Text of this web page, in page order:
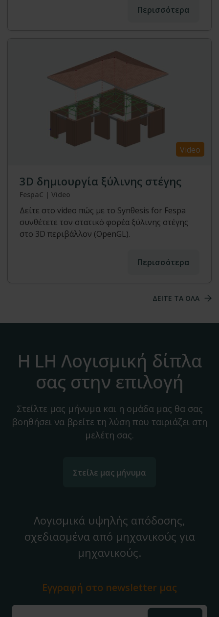
Περισσότερα
Video
3D δημιουργία ξύλινης στέγης
FespaC | Video
Δείτε στο video πώς με το Synθesis for Fespa
συνθέτετε τον στατικό φορέα ξύλινης στέγης
στο 3D περιβάλλον (OpenGL).
Περισσότερα
ΔΕΙΤΕ ΤΑ ΟΛΑ
Η LH Λογισμική δίπλα
σας στην επιλογή
Στείλτε μας μήνυμα και η ομάδα μας θα σας
βοηθήσει να βρείτε τη λύση που ταιριάζει στη
μελέτη σας.
Στείλε μας μήνυμα
Λογισμικά υψηλής απόδοσης,
σχεδιασμένα από μηχανικούς για
μηχανικούς.
Εγγραφή στο newsletter μας